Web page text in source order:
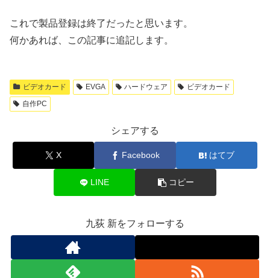
これで製品登録は終了だったと思います。
何かあれば、この記事に追記します。
ビデオカード EVGA ハードウェア
ビデオカード
自作PC
シェアする
X Facebook はてブ
LINE コピー
九荻 新をフォローする